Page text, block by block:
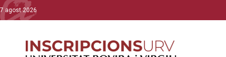
7 agost 2026